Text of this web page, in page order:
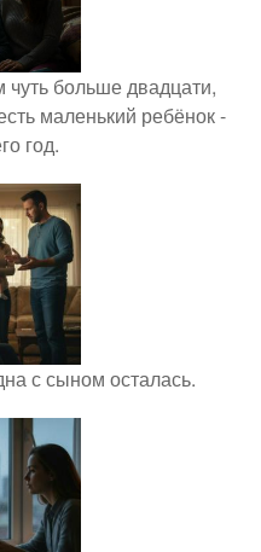
больше двадцати,
маленький ребёнок -
год.
с сыном осталась.